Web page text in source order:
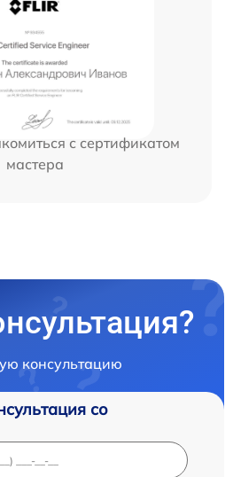
с сертификатом
мастера
консультацию
со